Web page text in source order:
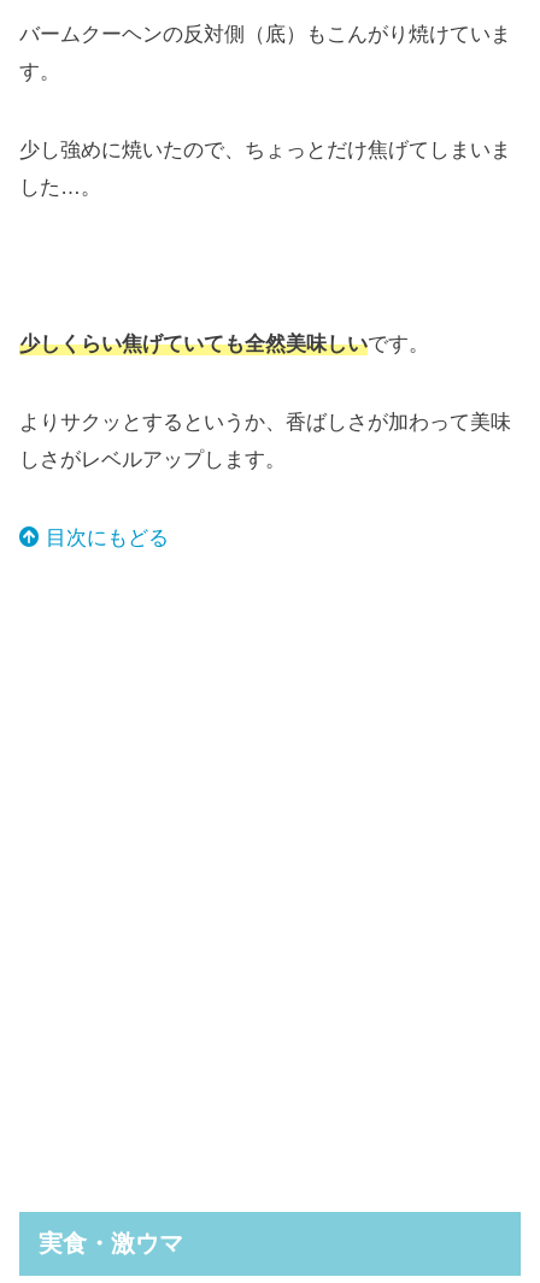
バームクーヘンの反対側（底）もこんがり焼けていま
す。
少し強めに焼いたので、ちょっとだけ焦げてしまいま
した…。
少しくらい焦げていても全然美味しいです。
よりサクッとするというか、香ばしさが加わって美味
しさがレベルアップします。
目次にもどる
実食・激ウマ